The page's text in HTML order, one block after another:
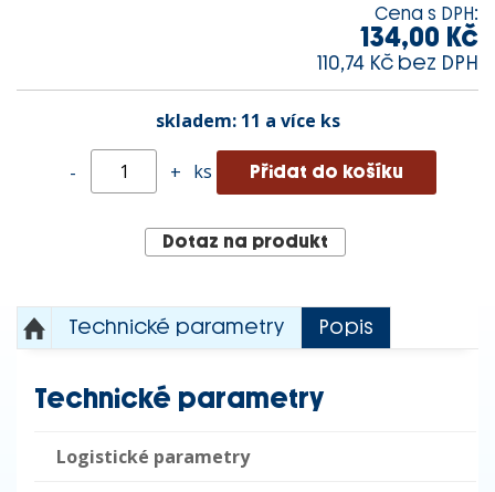
Cena s DPH:
134,00 Kč
110,74 Kč bez DPH
skladem: 11 a více ks
- + ks
Dotaz na produkt
Technické parametry Popis
Technické parametry
Logistické parametry